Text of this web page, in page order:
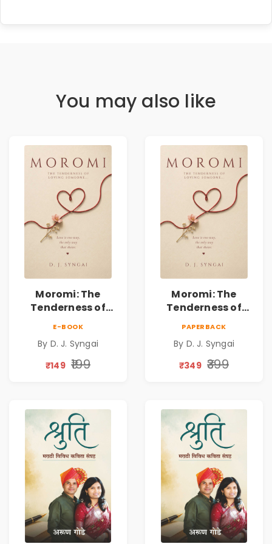
You may also like
Moromi: The
Tenderness of
Collection on
Unrequited Love,
Resilience
E-BOOK
By D. J. Syngai
₹149 ₹199
Moromi: The
Tenderness of
Collection on
Unrequited Love,
Resilience
PAPERBACK
By D. J. Syngai
₹349 ₹399